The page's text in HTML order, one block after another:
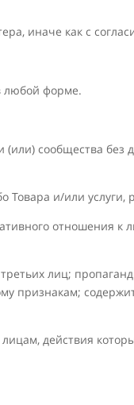
иначе как с
любой форме.
сообщества без
Товара и/или
отношения
лиц;
признакам;
действия